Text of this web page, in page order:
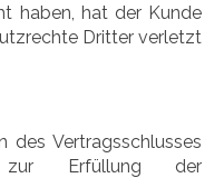
haben, hat der Kunde
Dritter verletzt
des Vertragsschlusses
zur Erfüllung der